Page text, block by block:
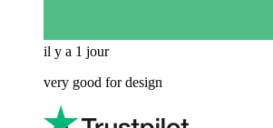
il y a 1 jour
very good for design